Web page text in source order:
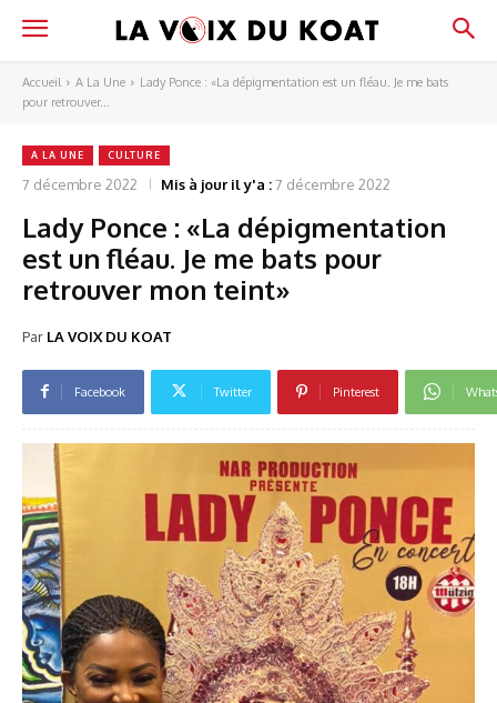
Accueil A La Une
Lady Ponce : «La dépigmentation est un fléau. Je me bats
pour retrouver...
A LA UNE CULTURE
7 décembre 2022 Mis à jour il y'a :7 décembre 2022
Lady Ponce : «La dépigmentation
est un fléau. Je me bats pour
retrouver mon teint»
Par LA VOIX DU KOAT
Facebook Twitter Pinterest